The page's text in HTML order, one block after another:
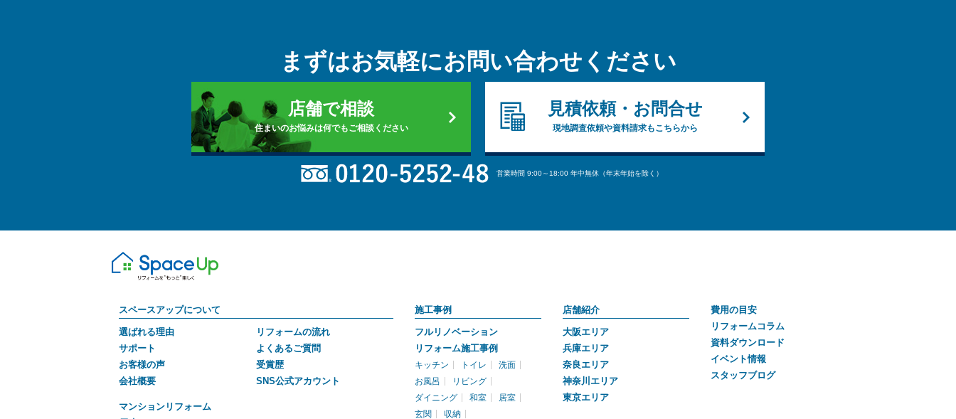
まずはお気軽にお問い合わせください
店舗で相談
住まいのお悩みは何でもご相談ください
見積依頼・お問合せ
現地調査依頼や資料請求もこちらから
営業時間 9:00～18:00 年中無休（年末年始を除く）
スペースアップについて
選ばれる理由
リフォームの流れ
サポート
よくあるご質問
お客様の声
受賞歴
会社概要
SNS公式アカウント
マンションリフォーム
施工事例
フルリノベーション
リフォーム施工事例
キッチン トイレ
洗面
お風呂
リビング
ダイニング
和室
居室
玄関
収納
店舗紹介
大阪エリア
兵庫エリア
奈良エリア
神奈川エリア
東京エリア
費用の目安
リフォームコラム
資料ダウンロード
イベント情報
スタッフブログ